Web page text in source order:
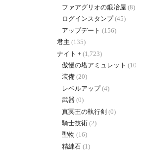
ファアグリオの鍛冶屋 (8)
ログインスタンプ (45)
アップデート (156)
君主 (135)
ナイト + (1,723)
傲慢の塔アミュレット (10)
装備 (20)
レベルアップ (4)
武器 (0)
真冥王の執行剣 (0)
騎士技術 (2)
聖物 (16)
精練石 (1)